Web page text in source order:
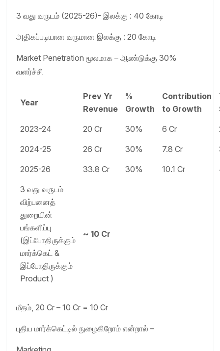
3 வது வருடம் (2025-26)- இலக்கு : 40 கோடி
அதிகப்படியான வருமான இலக்கு : 20 கோடி
Market Penetration மூலமாக – ஆண்டுக்கு 30%
வளர்ச்சி
Year
Prev Yr
Revenue
%
Growth
Contribution
to Growth
2023-24 20 Cr 30% 6 Cr
2024-25 26 Cr 30% 7.8 Cr
2025-26 33.8 Cr 30% 10.1 Cr
3 வது வருடம்
விற்பனைத்
துறையின்
பங்களிப்பு
(இப்போதிருக்கும்
மார்க்கெட் &
இப்போதிருக்கும்
Product )
~ 10 Cr
மீதம், 20 Cr – 10 Cr = 10 Cr
புதிய மார்க்கெட்டில் நுழைகிறோம் என்றால் –